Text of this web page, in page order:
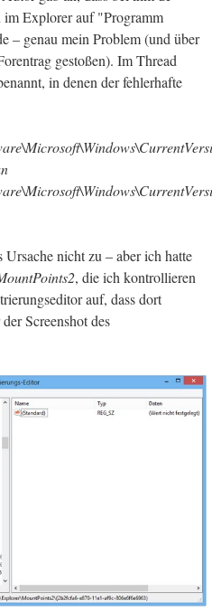
im Explorer auf "Programm
– genau mein Problem (und über
gestoßen). Im Thread
in denen der fehlerhafte
nicht zu – aber ich hatte
, die ich kontrollieren
auf, dass dort
Screenshot des